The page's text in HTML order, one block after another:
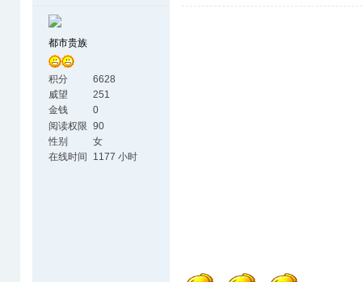
都市贵族
积分
6628
威望
251
金钱
0
阅读权限 90
性别
女
在线时间
1177 小时